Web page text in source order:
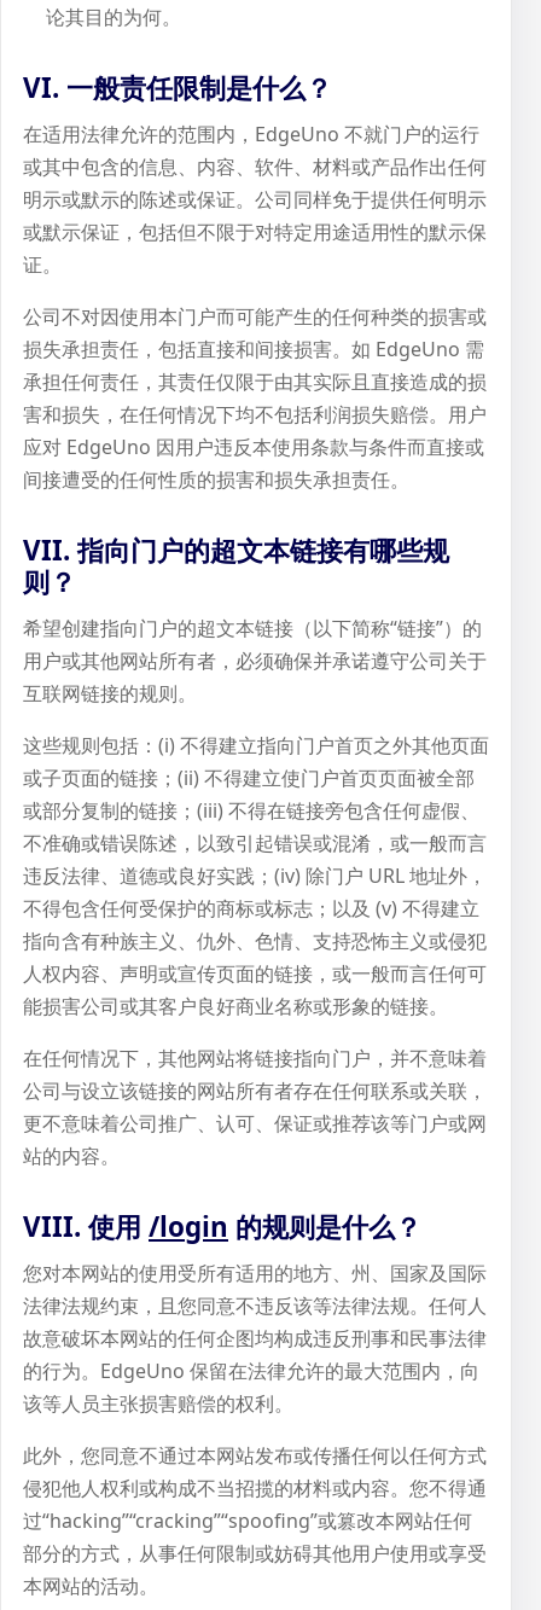
论其目的为何。
VI. 一般责任限制是什么？
在适用法律允许的范围内，EdgeUno 不就门户的运行
或其中包含的信息、内容、软件、材料或产品作出任何
明示或默示的陈述或保证。公司同样免于提供任何明示
或默示保证，包括但不限于对特定用途适用性的默示保
证。
公司不对因使用本门户而可能产生的任何种类的损害或
损失承担责任，包括直接和间接损害。如 EdgeUno 需
承担任何责任，其责任仅限于由其实际且直接造成的损
害和损失，在任何情况下均不包括利润损失赔偿。用户
应对 EdgeUno 因用户违反本使用条款与条件而直接或
间接遭受的任何性质的损害和损失承担责任。
VII. 指向门户的超文本链接有哪些规
则？
希望创建指向门户的超文本链接（以下简称“链接”）的
用户或其他网站所有者，必须确保并承诺遵守公司关于
互联网链接的规则。
这些规则包括：(i) 不得建立指向门户首页之外其他页面
或子页面的链接；(ii) 不得建立使门户首页页面被全部
或部分复制的链接；(iii) 不得在链接旁包含任何虚假、
不准确或错误陈述，以致引起错误或混淆，或一般而言
违反法律、道德或良好实践；(iv) 除门户 URL 地址外，
不得包含任何受保护的商标或标志；以及 (v) 不得建立
指向含有种族主义、仇外、色情、支持恐怖主义或侵犯
人权内容、声明或宣传页面的链接，或一般而言任何可
能损害公司或其客户良好商业名称或形象的链接。
在任何情况下，其他网站将链接指向门户，并不意味着
公司与设立该链接的网站所有者存在任何联系或关联，
更不意味着公司推广、认可、保证或推荐该等门户或网
站的内容。
VIII. 使用 /login 的规则是什么？
您对本网站的使用受所有适用的地方、州、国家及国际
法律法规约束，且您同意不违反该等法律法规。任何人
故意破坏本网站的任何企图均构成违反刑事和民事法律
的行为。EdgeUno 保留在法律允许的最大范围内，向
该等人员主张损害赔偿的权利。
此外，您同意不通过本网站发布或传播任何以任何方式
侵犯他人权利或构成不当招揽的材料或内容。您不得通
过“hacking”“cracking”“spoofing”或篡改本网站任何
部分的方式，从事任何限制或妨碍其他用户使用或享受
本网站的活动。